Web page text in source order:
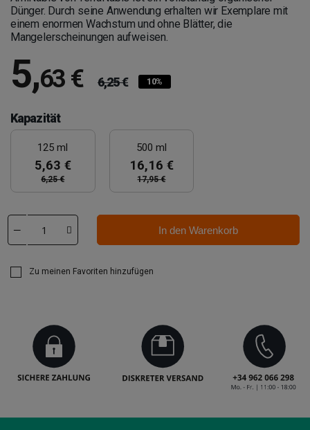
Dünger. Durch seine Anwendung erhalten wir Exemplare mit
einem enormen Wachstum und ohne Blätter, die
Mangelerscheinungen aufweisen.
5,63 € 6,25 € 10%
Kapazität
125 ml
5,63 €
6,25 €
500 ml
16,16 €
17,95 €
In den Warenkorb
Zu meinen Favoriten hinzufügen